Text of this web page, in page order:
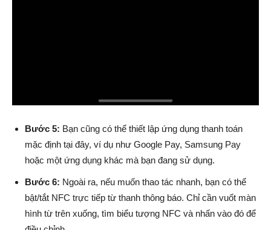
Bước 5: Bạn cũng có thể thiết lập ứng dụng thanh toán
mặc định tại đây, ví dụ như Google Pay, Samsung Pay
hoặc một ứng dụng khác mà bạn đang sử dụng.
Bước 6: Ngoài ra, nếu muốn thao tác nhanh, bạn có thể
bật/tắt NFC trực tiếp từ thanh thông báo. Chỉ cần vuốt màn
hình từ trên xuống, tìm biểu tượng NFC và nhấn vào đó để